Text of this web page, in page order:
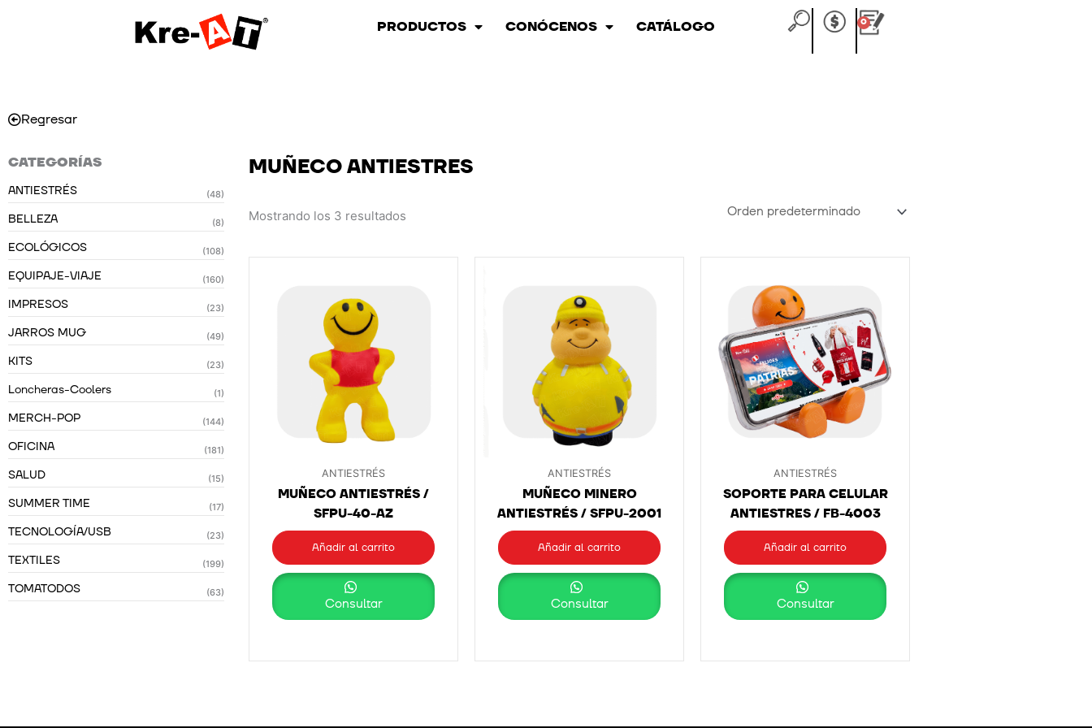
PRODUCTOS CONÓCENOS CATÁLOGO 0
Carrito
Regresar
CATEGORÍAS
ANTIESTRÉS (48)
BELLEZA (8)
ECOLÓGICOS (108)
EQUIPAJE-VIAJE (160)
IMPRESOS (23)
JARROS MUG (49)
KITS (23)
Loncheras-Coolers (1)
MERCH-POP (144)
OFICINA (181)
SALUD (15)
SUMMER TIME (17)
TECNOLOGÍA/USB (23)
TEXTILES (199)
TOMATODOS (63)
MUÑECO ANTIESTRES
Mostrando los 3 resultados
ANTIESTRÉS
MUÑECO ANTIESTRÉS /
SFPU-40-AZ
Añadir al carrito
Consultar
ANTIESTRÉS
MUÑECO MINERO
ANTIESTRÉS / SFPU-2001
Añadir al carrito
Consultar
ANTIESTRÉS
SOPORTE PARA CELULAR
ANTIESTRES / FB-4003
Añadir al carrito
Consultar